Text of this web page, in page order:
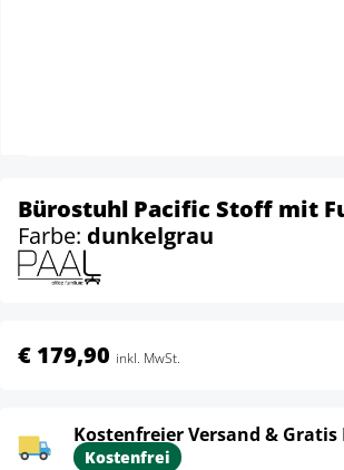
Bürostuhl Pacific Stoff mit
Farbe: dunkelgrau
€ 179,90 inkl. MwSt.
Kostenfreier Versand & Gratis
Kostenfrei